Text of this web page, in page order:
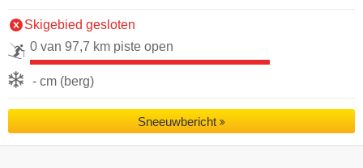
Skigebied gesloten
0 van 97,7 km piste open
- cm (berg)
Sneeuwbericht